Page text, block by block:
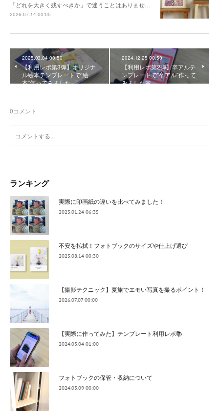
「どれを大きく残すべきか」で迷うことはありませ…
2026.07.14 00:05
2025.03.04 00:50
【利用レポ第3弾】オリジナ
ル絵本テンプレートで“絵
本”作ってみました
2024.12.25 00:50
【利用レポ第2弾】卒アルテ
ンプレートで"卒アル"作って
みました🌸
0コメント
ランキング
実際に印画紙の違いを比べてみました！
2025.01.24 06:35
不安を払拭！フォトブックのサイズや仕上げ選び
2025.08.14 00:30
【撮影テクニック】夏旅でエモい写真を撮るポイント！
2026.07.07 00:00
【実際に作ってみた】テンプレート利用レポ📚
2024.03.04 01:00
フォトブックの保管・収納について
2024.03.09 00:00